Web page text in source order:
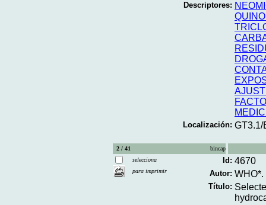
Descriptores:
Localización: GT3.1/
2 / 41
bincap
selecciona
para imprimir
Id: 4670
Autor: WHO*.
Título: